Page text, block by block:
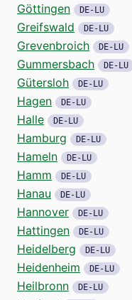
Göttingen DE-LU
Greifswald DE-LU
Grevenbroich DE-LU
Gummersbach DE-LU
Gütersloh DE-LU
Hagen DE-LU
Halle DE-LU
Hamburg DE-LU
Hameln DE-LU
Hamm DE-LU
Hanau DE-LU
Hannover DE-LU
Hattingen DE-LU
Heidelberg DE-LU
Heidenheim DE-LU
Heilbronn DE-LU